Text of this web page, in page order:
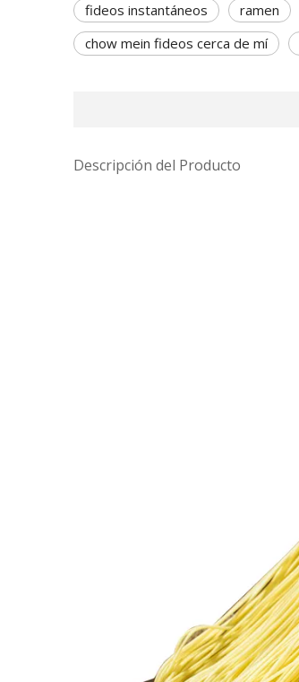
fideos instantáneos ramen
chow mein fideos cerca de mí
Descripción del Producto